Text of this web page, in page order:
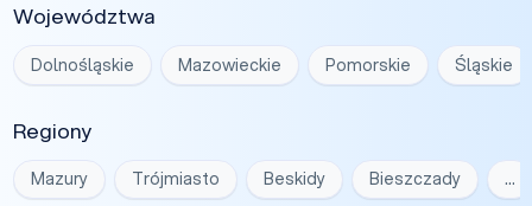
Województwa
Dolnośląskie Mazowieckie Pomorskie Śląskie
Regiony
Mazury Trójmiasto Beskidy Bieszczady …